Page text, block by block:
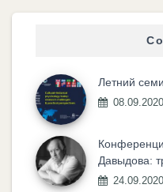
Летний
08.09.2020
Давыдова:
24.09.2020